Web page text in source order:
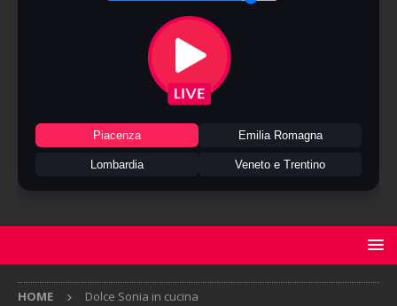
Piacenza Emilia Romagna
Lombardia Veneto e Trentino
HOME Dolce Sonia in cucina